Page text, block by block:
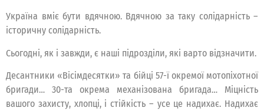
Україна вміє бути вдячною. Вдячною за таку солідарність –
історичну солідарність.
Сьогодні, як і завжди, є наші підрозділи, які варто відзначити.
Десантники «Вісімдесятки» та бійці 57-ї окремої мотопіхотної
бригади… 30-та окрема механізована бригада… Міцність
вашого захисту, хлопці, і стійкість – усе це надихає. Надихає